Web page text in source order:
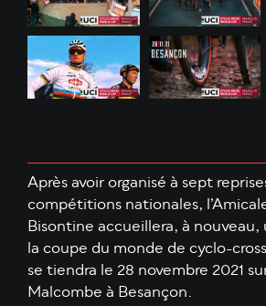
Après avoir organisé à sept
compétitions nationales,
Bisontine accueillera, à
la coupe du monde de cyclo-
se tiendra le 28 novembre 2021
Malcombe à Besançon.